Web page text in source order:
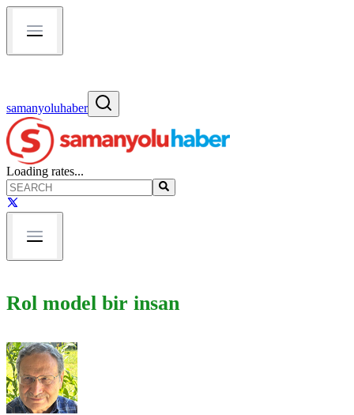
samanyoluhaber
Loading rates...
Rol model bir insan